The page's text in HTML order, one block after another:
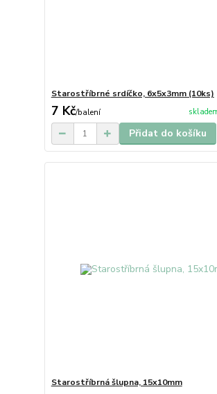
Starostříbrné srdíčko, 6x5x3mm (10ks)
7 Kč/balení
Přidat do košíku
Starostříbrná šlupna, 15x10mm